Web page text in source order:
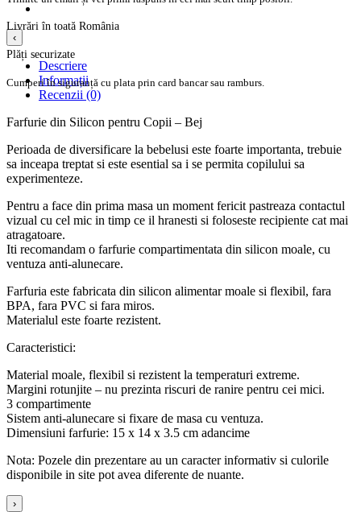
Livrări în toată România
Plăți securizate
Cumperi în siguranță cu plata prin card bancar sau ramburs.
‹
Descriere
Informații
Recenzii (0)
Farfurie din Silicon pentru Copii – Bej
Perioada de diversificare la bebelusi este foarte importanta, trebuie
sa inceapa treptat si este esential sa i se permita copilului sa
experimenteze.
Pentru a face din prima masa un moment fericit pastreaza contactul
vizual cu cel mic in timp ce il hranesti si foloseste recipiente cat mai
atragatoare.
Iti recomandam o farfurie compartimentata din silicon moale, cu
ventuza anti-alunecare.
Farfuria este fabricata din silicon alimentar moale si flexibil, fara
BPA, fara PVC si fara miros.
Materialul este foarte rezistent.
Caracteristici:
Material moale, flexibil si rezistent la temperaturi extreme.
Margini rotunjite – nu prezinta riscuri de ranire pentru cei mici.
3 compartimente
Sistem anti-alunecare si fixare de masa cu ventuza.
Dimensiuni farfurie: 15 x 14 x 3.5 cm adancime
Nota: Pozele din prezentare au un caracter informativ si culorile
disponibile in site pot avea diferente de nuante.
›